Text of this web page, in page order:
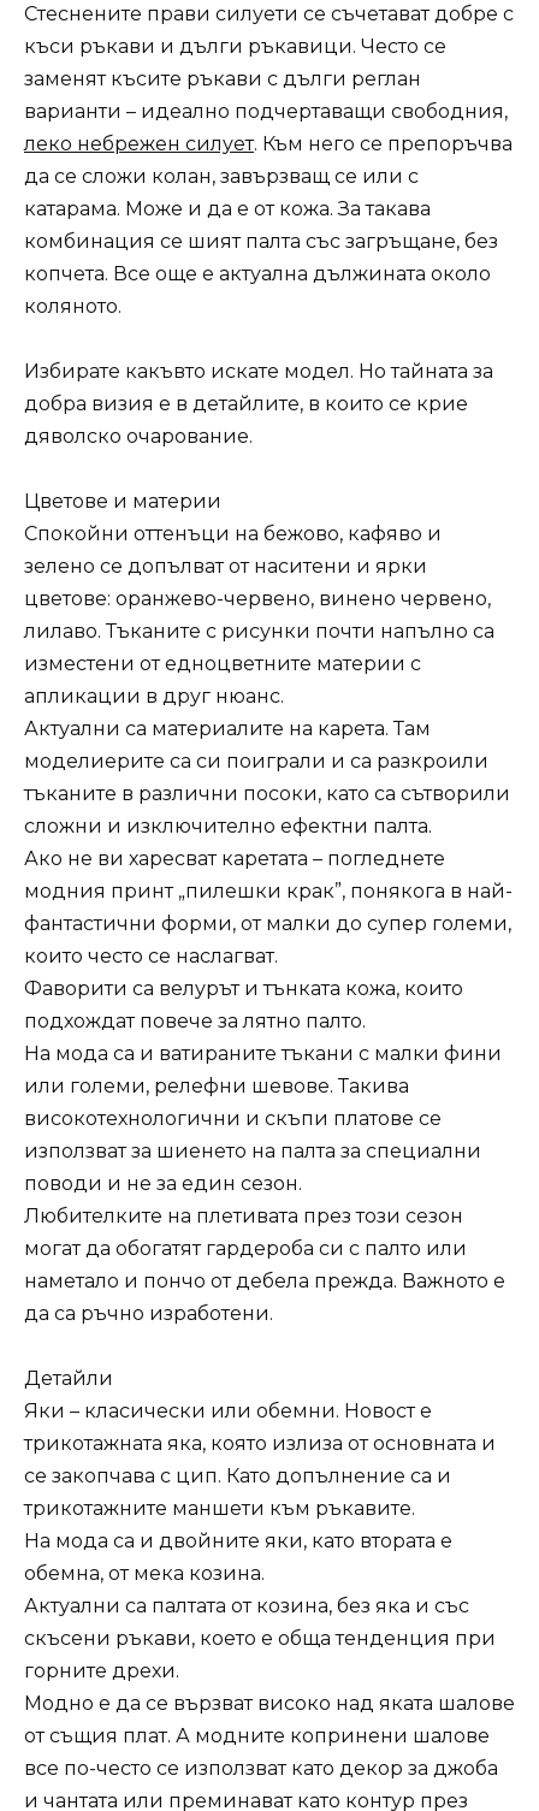
Стеснените прави силуети се съчетават добре с
къси ръкави и дълги ръкавици. Често се
заменят късите ръкави с дълги реглан
варианти – идеално подчертаващи свободния,
леко небрежен силует. Към него се препоръчва
да се сложи колан, завързващ се или с
катарама. Може и да е от кожа. За такава
комбинация се шият палта със загръщане, без
копчета. Все още е актуална дължината около
коляното.
Избирате какъвто искате модел. Но тайната за
добра визия е в детайлите, в които се крие
дяволско очарование.
Цветове и материи
Спокойни оттенъци на бежово, кафяво и
зелено се допълват от наситени и ярки
цветове: оранжево-червено, винено червено,
лилаво. Тъканите с рисунки почти напълно са
изместени от едноцветните материи с
апликации в друг нюанс.
Актуални са материалите на карета. Там
моделиерите са си поиграли и са разкроили
тъканите в различни посоки, като са сътворили
сложни и изключително ефектни палта.
Ако не ви харесват каретата – погледнете
модния принт „пилешки крак”, понякога в най-
фантастични форми, от малки до супер големи,
които често се наслагват.
Фаворити са велурът и тънката кожа, които
подхождат повече за лятно палто.
На мода са и ватираните тъкани с малки фини
или големи, релефни шевове. Такива
високотехнологични и скъпи платове се
използват за шиенето на палта за специални
поводи и не за един сезон.
Любителките на плетивата през този сезон
могат да обогатят гардероба си с палто или
наметало и пончо от дебела прежда. Важното е
да са ръчно изработени.
Детайли
Яки – класически или обемни. Новост е
трикотажната яка, която излиза от основната и
се закопчава с цип. Като допълнение са и
трикотажните маншети към ръкавите.
На мода са и двойните яки, като втората е
обемна, от мека козина.
Актуални са палтата от козина, без яка и със
скъсени ръкави, което е обща тенденция при
горните дрехи.
Модно е да се вързват високо над яката шалове
от същия плат. А модните копринени шалове
все по-често се използват като декор за джоба
и чантата или преминават като контур през